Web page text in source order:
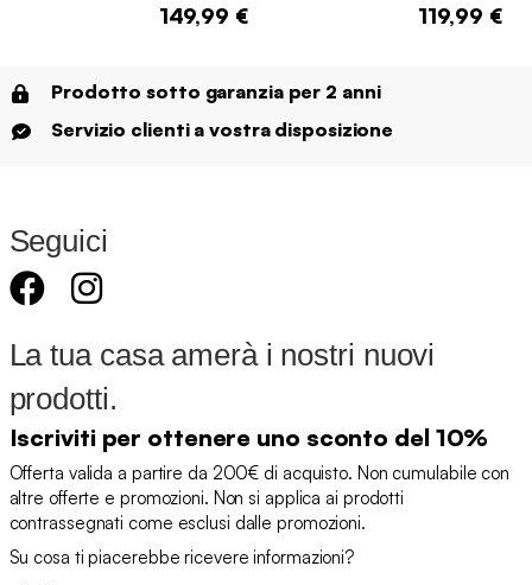
149,99 € 119,99 €
Prodotto sotto garanzia per 2 anni
Servizio clienti a vostra disposizione
Seguici
La tua casa amerà i nostri nuovi
prodotti.
Iscriviti per ottenere uno sconto del 10%
Offerta valida a partire da 200€ di acquisto. Non cumulabile con
altre offerte e promozioni. Non si applica ai prodotti
contrassegnati come esclusi dalle promozioni.
Su cosa ti piacerebbe ricevere informazioni?